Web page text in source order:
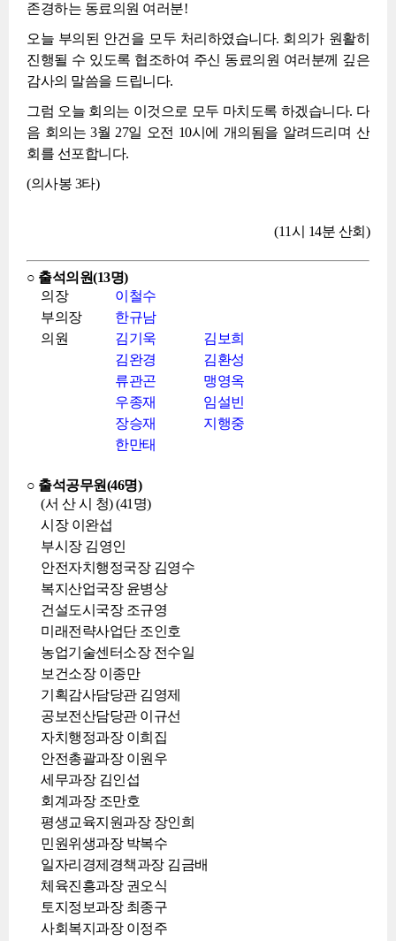
존경하는 동료의원 여러분!
오늘 부의된 안건을 모두 처리하였습니다. 회의가 원활히
진행될 수 있도록 협조하여 주신 동료의원 여러분께 깊은
감사의 말씀을 드립니다.
그럼 오늘 회의는 이것으로 모두 마치도록 하겠습니다. 다
음 회의는 3월 27일 오전 10시에 개의됨을 알려드리며 산
회를 선포합니다.
(의사봉 3타)
(11시 14분 산회)
○ 출석의원(13명)
의장
이철수
부의장
한규남
의원
김기욱
김보희
김완경
김환성
류관곤
맹영옥
우종재
임설빈
장승재
지행중
한만태
○ 출석공무원(46명)
(서 산 시 청) (41명)
시장 이완섭
부시장 김영인
안전자치행정국장 김영수
복지산업국장 윤병상
건설도시국장 조규영
미래전략사업단 조인호
농업기술센터소장 전수일
보건소장 이종만
기획감사담당관 김영제
공보전산담당관 이규선
자치행정과장 이희집
안전총괄과장 이원우
세무과장 김인섭
회계과장 조만호
평생교육지원과장 장인희
민원위생과장 박복수
일자리경제경책과장 김금배
체육진흥과장 권오식
토지정보과장 최종구
사회복지과장 이정주